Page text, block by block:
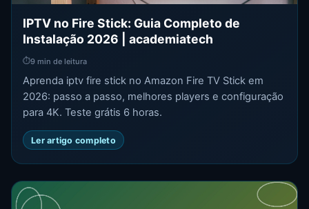
IPTV no Fire Stick: Guia Completo de
Instalação 2026 | academiatech
⏱9 min de leitura
Aprenda iptv fire stick no Amazon Fire TV Stick em
2026: passo a passo, melhores players e configuração
para 4K. Teste grátis 6 horas.
Ler artigo completo